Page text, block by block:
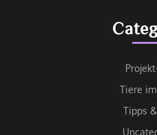
Tiere
Tipps